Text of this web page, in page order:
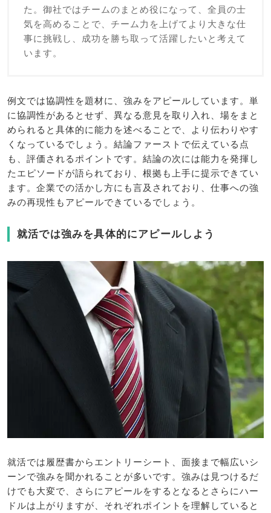
た。御社ではチームのまとめ役になって、全員の士
気を高めることで、チーム力を上げてより大きな仕
事に挑戦し、成功を勝ち取って活躍したいと考えて
います。
例文では協調性を題材に、強みをアピールしています。単
に協調性があるとせず、異なる意見を取り入れ、場をまと
められると具体的に能力を述べることで、より伝わりやす
くなっているでしょう。結論ファーストで伝えている点
も、評価されるポイントです。結論の次には能力を発揮し
たエピソードが語られており、根拠も上手に提示できてい
ます。企業での活かし方にも言及されており、仕事への強
みの再現性もアピールできているでしょう。
就活では強みを具体的にアピールしよう
就活では履歴書からエントリーシート、面接まで幅広いシ
ーンで強みを聞かれることが多いです。強みは見つけるだ
けでも大変で、さらにアピールをするとなるとさらにハー
ドルは上がりますが、それぞれポイントを理解していると